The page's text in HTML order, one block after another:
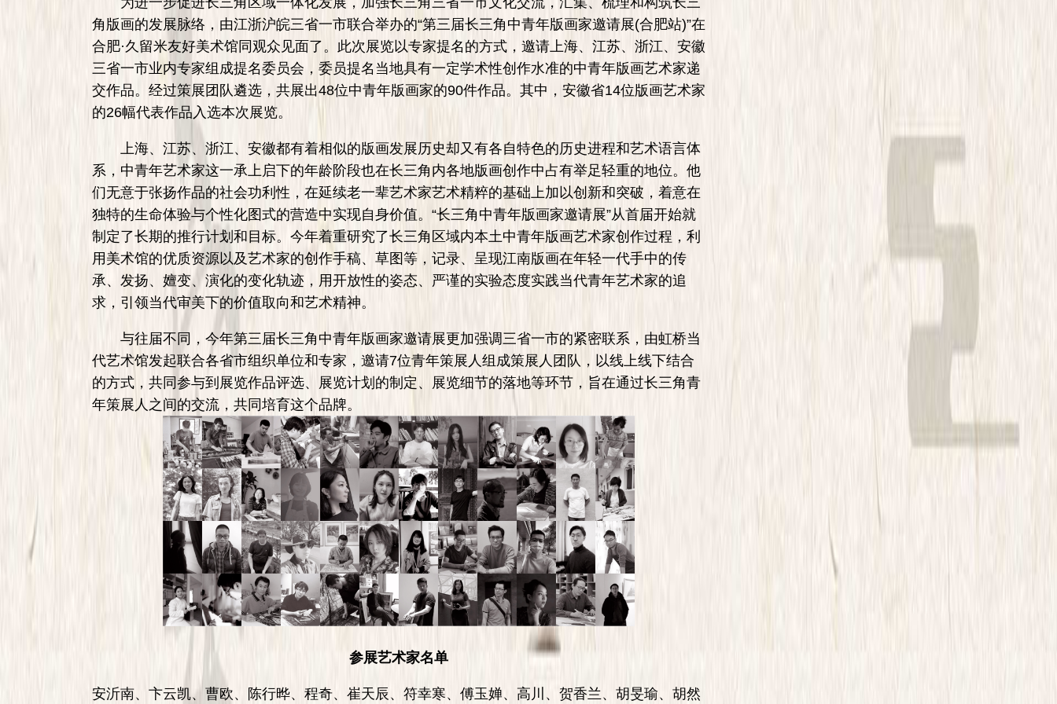
角版画的发展脉络，由江浙沪皖三省一市联合举办的“第三届长三角中青年版画家邀请展(合肥站)”在
合肥·久留米友好美术馆同观众见面了。此次展览以专家提名的方式，邀请上海、江苏、浙江、安徽
三省一市业内专家组成提名委员会，委员提名当地具有一定学术性创作水准的中青年版画艺术家递
交作品。经过策展团队遴选，共展出48位中青年版画家的90件作品。其中，安徽省14位版画艺术家
的26幅代表作品入选本次展览。
上海、江苏、浙江、安徽都有着相似的版画发展历史却又有各自特色的历史进程和艺术语言体
系，中青年艺术家这一承上启下的年龄阶段也在长三角内各地版画创作中占有举足轻重的地位。他
们无意于张扬作品的社会功利性，在延续老一辈艺术家艺术精粹的基础上加以创新和突破，着意在
独特的生命体验与个性化图式的营造中实现自身价值。“长三角中青年版画家邀请展”从首届开始就
制定了长期的推行计划和目标。今年着重研究了长三角区域内本土中青年版画艺术家创作过程，利
用美术馆的优质资源以及艺术家的创作手稿、草图等，记录、呈现江南版画在年轻一代手中的传
承、发扬、嬗变、演化的变化轨迹，用开放性的姿态、严谨的实验态度实践当代青年艺术家的追
求，引领当代审美下的价值取向和艺术精神。
与往届不同，今年第三届长三角中青年版画家邀请展更加强调三省一市的紧密联系，由虹桥当
代艺术馆发起联合各省市组织单位和专家，邀请7位青年策展人组成策展人团队，以线上线下结合
的方式，共同参与到展览作品评选、展览计划的制定、展览细节的落地等环节，旨在通过长三角青
年策展人之间的交流，共同培育这个品牌。
参展艺术家名单
安沂南、卞云凯、曹欧、陈行晔、程奇、崔天辰、符幸寒、傅玉婵、高川、贺香兰、胡旻瑜、胡然